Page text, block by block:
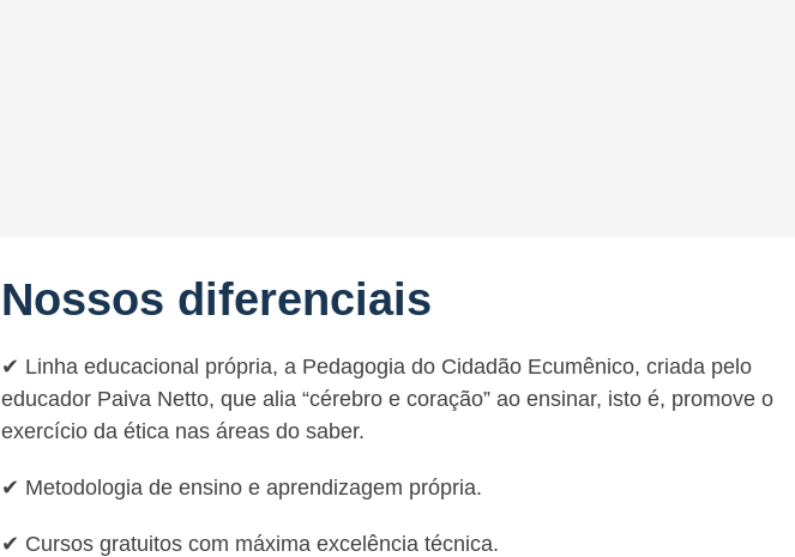
Nossos diferenciais
✔ Linha educacional própria, a Pedagogia do Cidadão Ecumênico, criada pelo
educador Paiva Netto, que alia “cérebro e coração” ao ensinar, isto é, promove o
exercício da ética nas áreas do saber.
✔ Metodologia de ensino e aprendizagem própria.
✔ Cursos gratuitos com máxima excelência técnica.